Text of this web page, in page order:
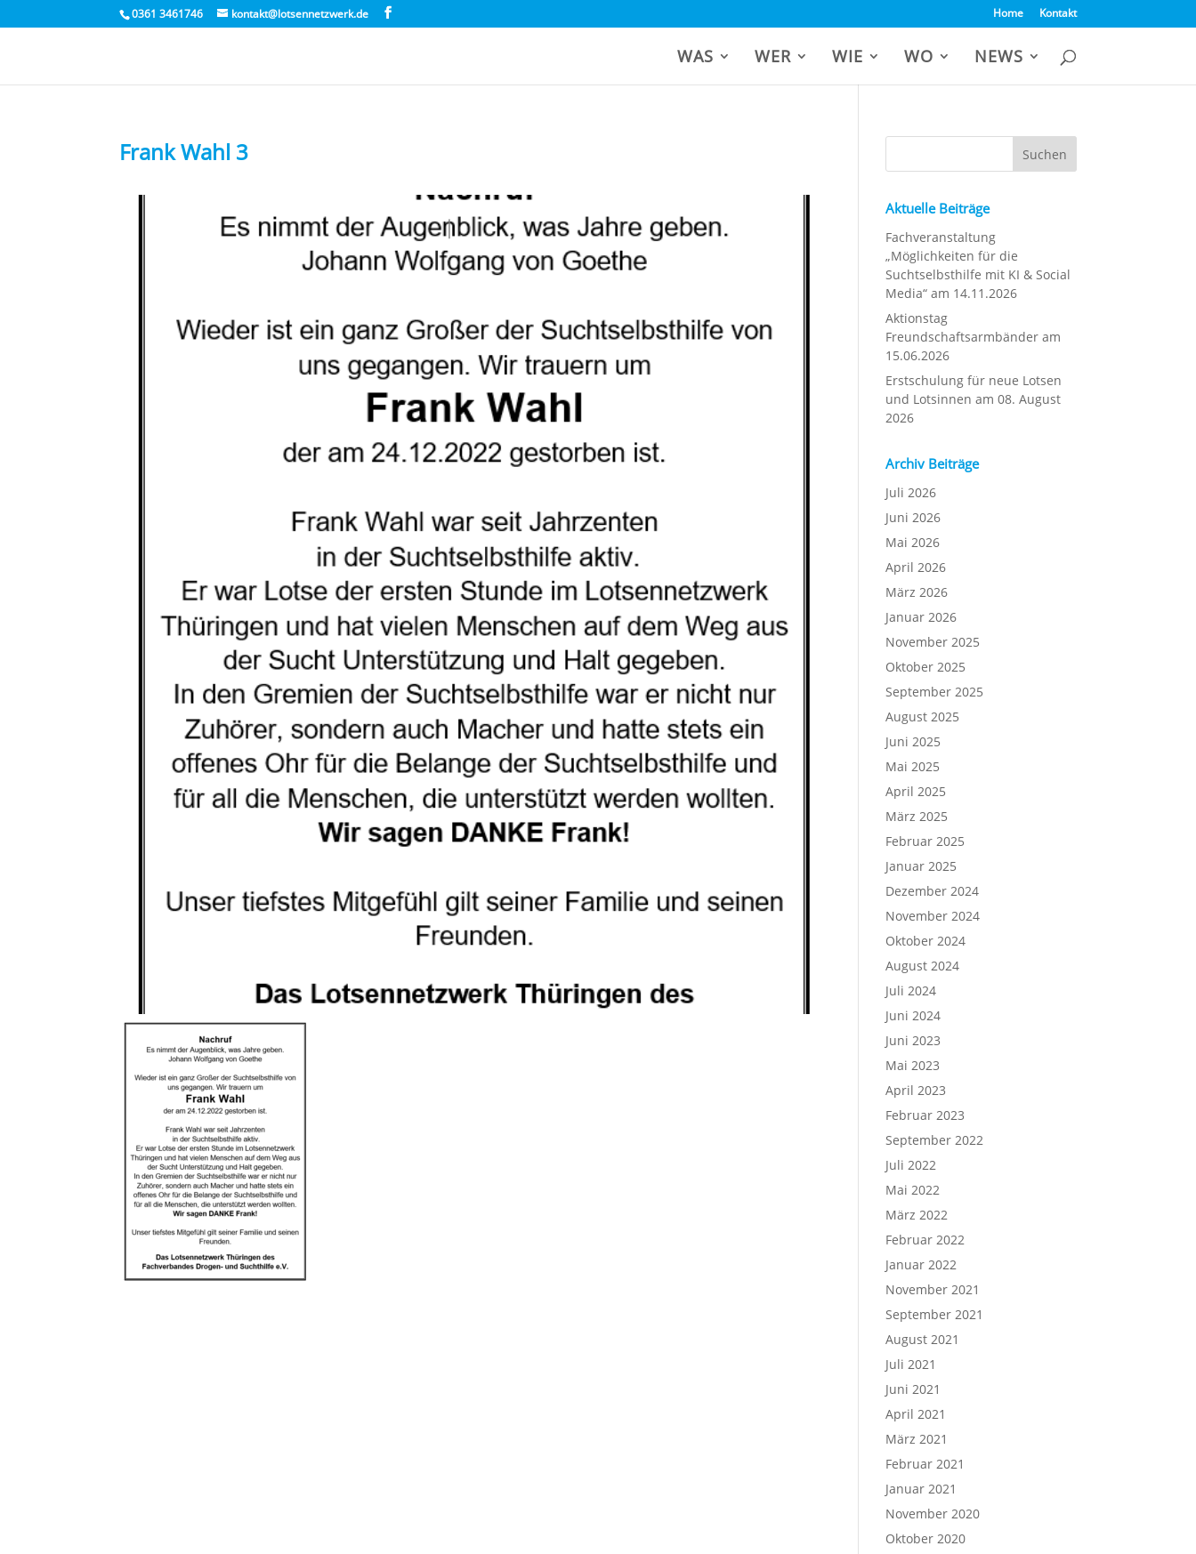
0361 3461746 kontakt@lotsennetzwerk.de Home Kontakt
WAS WER WIE WO NEWS
Frank Wahl 3
Aktuelle Beiträge
Fachveranstaltung
„Möglichkeiten für die
Suchtselbsthilfe mit KI & Social
Media“ am 14.11.2026
Aktionstag
Freundschaftsarmbänder am
15.06.2026
Erstschulung für neue Lotsen
und Lotsinnen am 08. August
2026
Archiv Beiträge
Juli 2026
Juni 2026
Mai 2026
April 2026
März 2026
Januar 2026
November 2025
Oktober 2025
September 2025
August 2025
Juni 2025
Mai 2025
April 2025
März 2025
Februar 2025
Januar 2025
Dezember 2024
November 2024
Oktober 2024
August 2024
Juli 2024
Juni 2024
Juni 2023
Mai 2023
April 2023
Februar 2023
September 2022
Juli 2022
Mai 2022
März 2022
Februar 2022
Januar 2022
November 2021
September 2021
August 2021
Juli 2021
Juni 2021
April 2021
März 2021
Februar 2021
Januar 2021
November 2020
Oktober 2020